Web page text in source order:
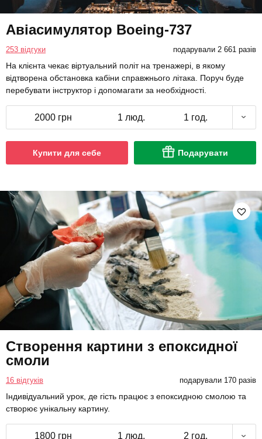
Авіасимулятор Boeing-737
253 відгуки подарували 2 661 разів
На клієнта чекає віртуальний політ на тренажері, в якому
відтворена обстановка кабіни справжнього літака. Поруч буде
перебувати інструктор і допомагати за необхідності.
2000 грн 1 люд. 1 год.
Купити для себе Подарувати
Створення картини з епоксидної
смоли
16 відгуків подарували 170 разів
Індивідуальний урок, де гість працює з епоксидною смолою та
створює унікальну картину.
1800 грн 1 люд. 2 год.